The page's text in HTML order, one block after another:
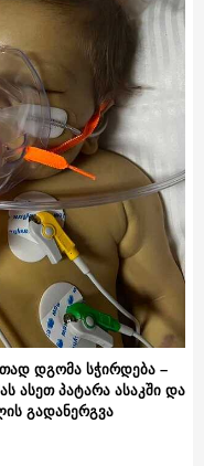
დგომა სჭირდება –
ასეთ პატარა ასაკში და
გადანერგვა